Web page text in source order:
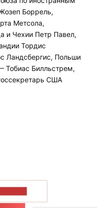
Боррель,
Метсола,
и Чехии Петр Павел,
Тордис
Ландсбергис, Польши
Билльстрем,
США